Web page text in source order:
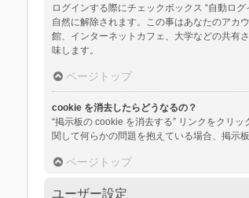
ログインする際にチェックボックス “自動ロ
自然に解除されます。この事はあなたのアカ
館、インターネットカフェ、大学などの共有
味します。
ページトップ
cookie を消去したらどうなるの？
“掲示板の cookie を消去する” リンクをクリ
関して何らかの問題を抱えている場合、掲示
ページトップ
ユーザー設定